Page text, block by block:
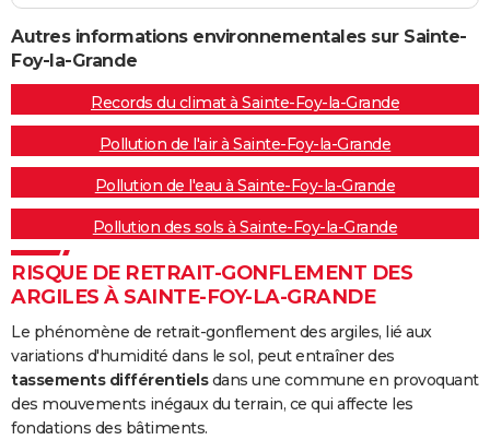
Autres informations environnementales sur Sainte-
Foy-la-Grande
Records du climat à Sainte-Foy-la-Grande
Pollution de l'air à Sainte-Foy-la-Grande
Pollution de l'eau à Sainte-Foy-la-Grande
Pollution des sols à Sainte-Foy-la-Grande
RISQUE DE RETRAIT-GONFLEMENT DES
ARGILES À SAINTE-FOY-LA-GRANDE
Le phénomène de retrait-gonflement des argiles, lié aux
variations d'humidité dans le sol, peut entraîner des
tassements différentielsdans une commune en provoquant
des mouvements inégaux du terrain, ce qui affecte les
fondations des bâtiments.